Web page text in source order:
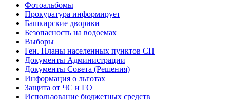
Фотоальбомы
Прокуратура информирует
Башкирские дворики
Безопасность на водоемах
Выборы
Ген. Планы населенных пунктов СП
Документы Администрации
Документы Совета (Решения)
Информация о льготах
Защита от ЧС и ГО
Использование бюджетных средств